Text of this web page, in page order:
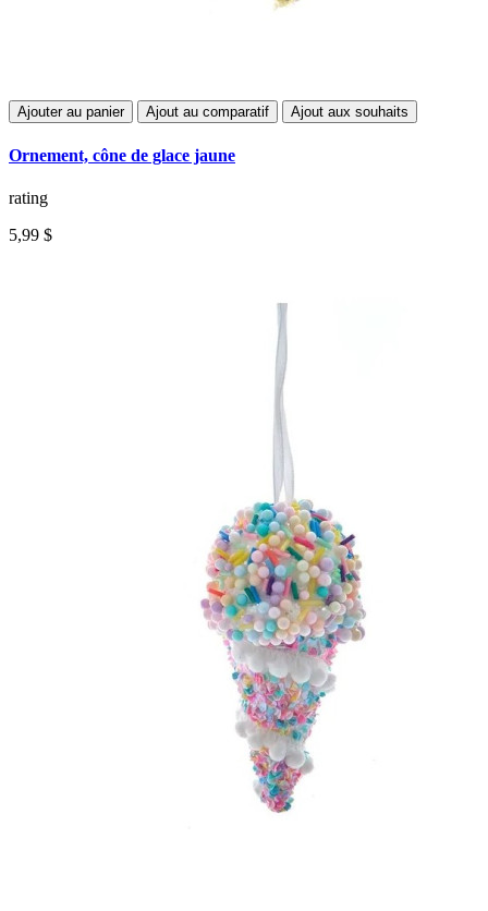
Ajouter au panier Ajout au comparatif Ajout aux souhaits
Ornement, cône de glace jaune
rating
5,99 $